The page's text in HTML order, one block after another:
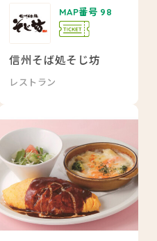
MAP番号 98
信州そば処そじ坊
レストラン